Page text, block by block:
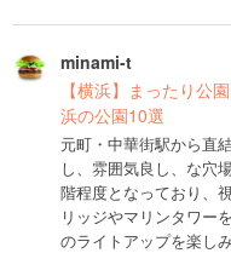
minami-t
【横浜】まったり公
浜の公園10選
元町・中華街駅から直
し、雰囲気良し、な穴
階程度となっており、
リッジやマリンタワー
のライトアップを楽し